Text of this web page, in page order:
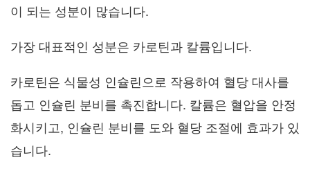
이 되는 성분이 많습니다.
가장 대표적인 성분은 카로틴과 칼륨입니다.
카로틴은 식물성 인슐린으로 작용하여 혈당 대사를
돕고 인슐린 분비를 촉진합니다. 칼륨은 혈압을 안정
화시키고, 인슐린 분비를 도와 혈당 조절에 효과가 있
습니다.